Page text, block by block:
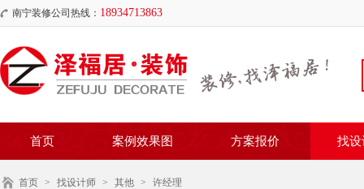
南宁装修公司热线： 18934713863
首页 案例效果图 方案报价 找设
首页 > 找设计师 > 其他 > 许经理